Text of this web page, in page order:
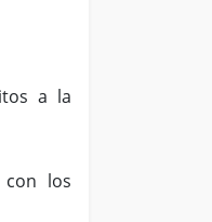
a la
con los